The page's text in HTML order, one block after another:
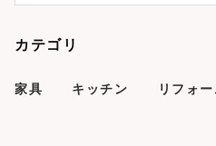
カテゴリ
家具 キッチン リフォ